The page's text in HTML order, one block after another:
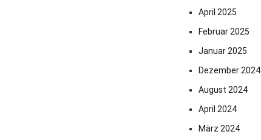
April 2025
Februar 2025
Januar 2025
Dezember 2024
August 2024
April 2024
März 2024